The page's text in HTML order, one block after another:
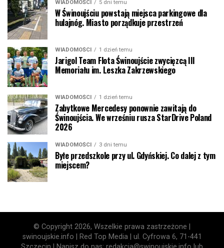
WIADOMOŚCI 5 dni temu
W Świnoujściu powstają miejsca parkingowe dla
hulajnóg. Miasto porządkuje przestrzeń
WIADOMOŚCI 1 dzień temu
Jarigol Team Flota Świnoujście zwycięzcą III
Memoriału im. Leszka Zakrzewskiego
WIADOMOŚCI 1 dzień temu
Zabytkowe Mercedesy ponownie zawitają do
Świnoujścia. We wrześniu rusza StarDrive Poland
2026
WIADOMOŚCI 3 dni temu
Byłe przedszkole przy ul. Gdyńskiej. Co dalej z tym
miejscem?
© Copyright 2026, Wszelkie prawa zastrzeżone |
swinoujskie.info | Red Top Media | ul. Cyfrowa 6, 71-441